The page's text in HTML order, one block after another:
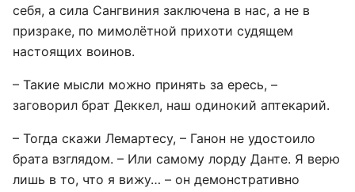
себя, а сила Сангвиния заключена в нас, а не в
призраке, по мимолётной прихоти судящем
настоящих воинов.
– Такие мысли можно принять за ересь, –
заговорил брат Деккел, наш одинокий аптекарий.
– Тогда скажи Лемартесу, – Ганон не удостоило
брата взглядом. – Или самому лорду Данте. Я верю
лишь в то, что я вижу… – он демонстративно